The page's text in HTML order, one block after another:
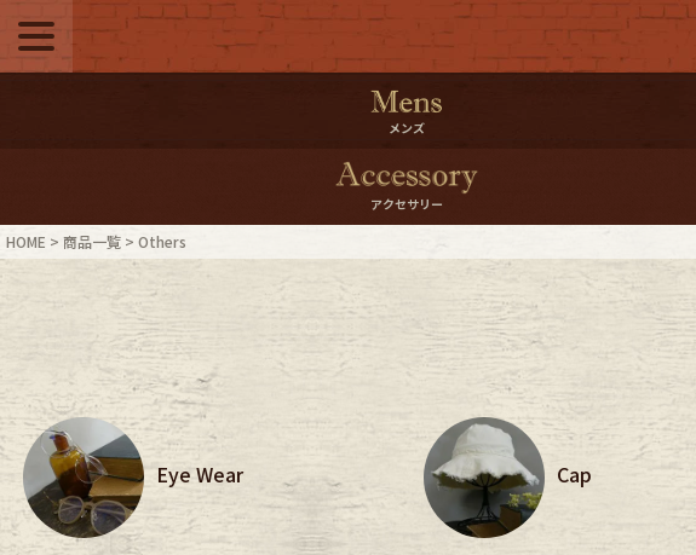
500pt＆10％Offクーポンプレゼント
ログイン・会員登録 LINE ID連携
お気に入り マイページ
ご利用ガイド International Shipping
店舗紹介 特集一覧
ブランドから探す スタッフコーディネート
メンズ
アクセサリー
HOME 商品一覧 Others
Eye Wear Cap